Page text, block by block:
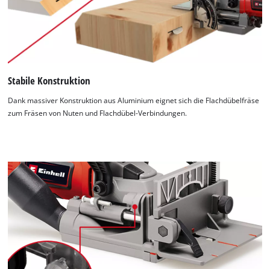
Stabile Konstruktion
Dank massiver Konstruktion aus Aluminium eignet sich die Flachdübelfräse
zum Fräsen von Nuten und Flachdübel-Verbindungen.